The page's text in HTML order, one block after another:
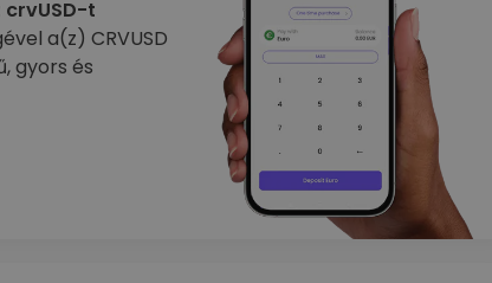
t
a(z) CRVUSD
gyors és